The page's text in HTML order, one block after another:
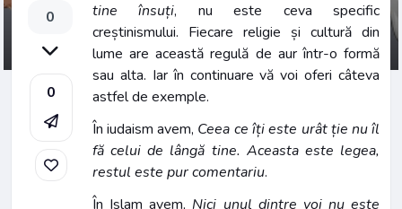
0
0
tine însuți, nu este ceva specific
creștinismului. Fiecare religie și cultură din
lume are această regulă de aur într-o formă
sau alta. Iar în continuare vă voi oferi câteva
astfel de exemple.
În iudaism avem, Ceea ce îți este urât ție nu îl
fă celui de lângă tine. Aceasta este legea,
restul este pur comentariu.
În Islam avem, Nici unul dintre voi nu este